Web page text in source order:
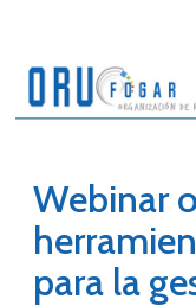
Webinar
para la